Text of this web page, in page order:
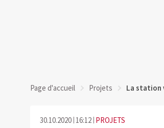
Page d'accueil Projets La station
30.10.2020 16:12 PROJETS